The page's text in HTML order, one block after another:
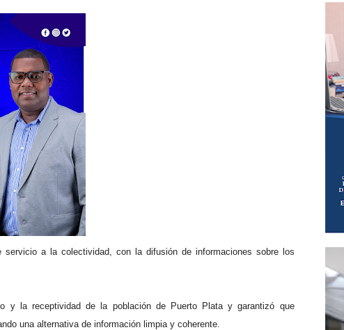
a la colectividad, con la difusión de informaciones sobre los
y la receptividad de la población de Puerto Plata y garantizó que
una alternativa de información limpia y coherente.